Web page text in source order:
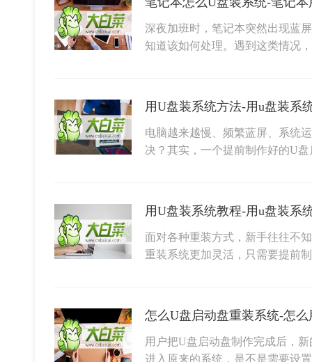
深夜加班时，笔记本突然出现蓝
知道该如何处理。遇到这类情况
用U盘装系统方法-用u盘装系
电脑越来越慢、频繁蓝屏、系统
决？其实，一个提前制作好的U
用U盘装系统教程-用u盘装系
面对各种重装方式，新手往往不
重装系统更加灵活，只需要提前
怎么U盘启动盘重装系统-怎
用户把U盘启动盘制作完成后，
进入原来的系统，是不是需要设